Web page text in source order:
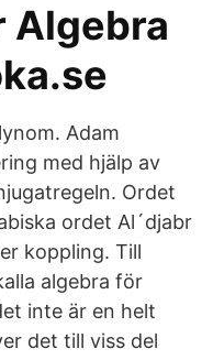
Algebra
Adam
med hjälp av
Ordet
ordet Al´djabr
koppling. Till
algebra för
inte är en helt
det till viss del